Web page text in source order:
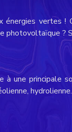
énergies vertes
photovoltaïque ?
à une principale